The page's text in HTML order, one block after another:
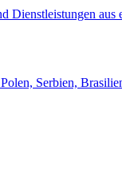
Dienstleistungen aus
Serbien,